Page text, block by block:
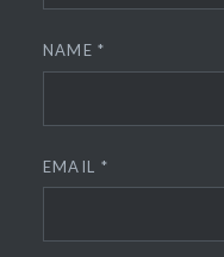
NAME*
EMAIL *